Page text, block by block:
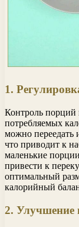
1.
Контроль порций
потребляемых
можно переедать
что приводит к
маленькие
привести к
оптимальный
калорийный
2. Улучшение